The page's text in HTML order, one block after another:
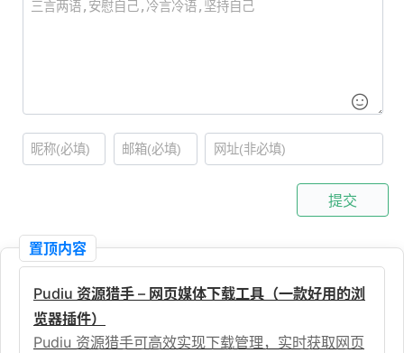
提交
置顶内容
Pudiu 资源猎手 – 网页媒体下载工具（一款好用的浏
览器插件）
Pudiu 资源猎手可高效实现下载管理，实时获取网页